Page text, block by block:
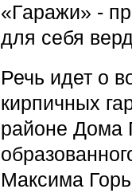
«Гаражи» -
для себя
Речь идет о
кирпичных
районе Дома
Максима